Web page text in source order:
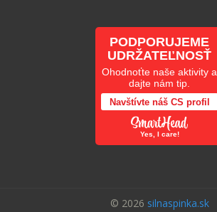
PODPORUJEME
UDRŽATEĽNOSŤ
Ohodnoťte naše aktivity a
dajte nám tip.
Navštívte náš CS profil
Yes, I care!
© 2026 silnaspinka.sk